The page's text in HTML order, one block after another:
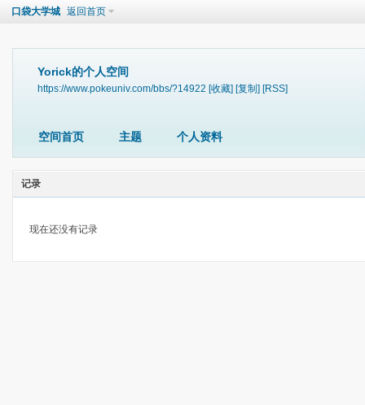
口袋大学城 返回首页
Yorick的个人空间
https://www.pokeuniv.com/bbs/?14922 [收藏] [复制] [RSS]
空间首页 主题 个人资料
记录
现在还没有记录